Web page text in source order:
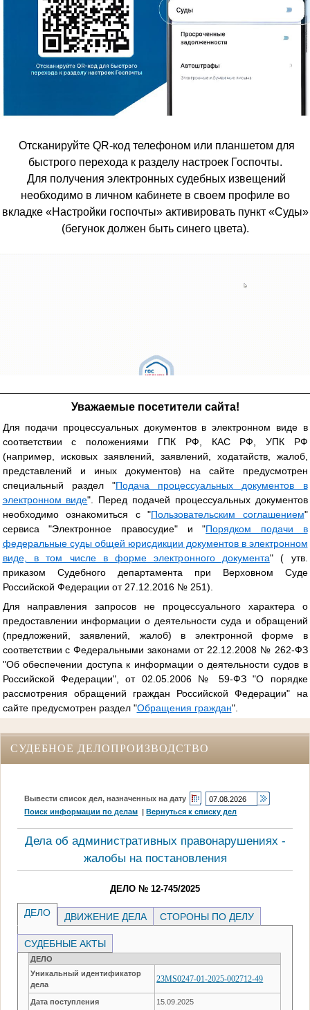
Отсканируйте QR-код телефоном или планшетом для
быстрого перехода к разделу настроек Госпочты.
Для получения электронных судебных извещений
необходимо в личном кабинете в своем профиле во
вкладке «Настройки госпочты» активировать пункт «Суды»
(бегунок должен быть синего цвета).
Уважаемые посетители сайта!
Для подачи процессуальных документов в электронном виде в
соответствии с положениями ГПК РФ, КАС РФ, УПК РФ
(например, исковых заявлений, заявлений, ходатайств, жалоб,
представлений и иных документов) на сайте предусмотрен
специальный раздел "Подача процессуальных документов в
электронном виде". Перед подачей процессуальных документов
необходимо ознакомиться с "Пользовательским соглашением"
сервиса "Электронное правосудие" и "Порядком подачи в
федеральные суды общей юрисдикции документов в электронном
виде, в том числе в форме электронного документа" ( утв.
приказом Судебного департамента при Верховном Суде
Российской Федерации от 27.12.2016 № 251).
Для направления запросов не процессуального характера о
предоставлении информации о деятельности суда и обращений
(предложений, заявлений, жалоб) в электронной форме в
соответствии с Федеральными законами от 22.12.2008 № 262-ФЗ
"Об обеспечении доступа к информации о деятельности судов в
Российской Федерации", от 02.05.2006 № 59-ФЗ "О порядке
рассмотрения обращений граждан Российской Федерации" на
сайте предусмотрен раздел "Обращения граждан".
СУДЕБНОЕ ДЕЛОПРОИЗВОДСТВО
Вывести список дел, назначенных на дату
Поиск информации по делам
Вернуться к списку дел
Дела об административных правонарушениях -
жалобы на постановления
ДЕЛО № 12-745/2025
ДЕЛО ДВИЖЕНИЕ ДЕЛА СТОРОНЫ ПО ДЕЛУ
СУДЕБНЫЕ АКТЫ
ДЕЛО
Уникальный идентификатор
дела
23MS0247-01-2025-002712-49
Дата поступления 15.09.2025